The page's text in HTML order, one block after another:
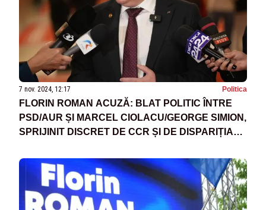
7 nov. 2024, 12:17 Politica
FLORIN ROMAN ACUZĂ: BLAT POLITIC ÎNTRE
PSD/AUR ȘI MARCEL CIOLACU/GEORGE SIMION,
SPRIJINIT DISCRET DE CCR ȘI DE DISPARIȚIA